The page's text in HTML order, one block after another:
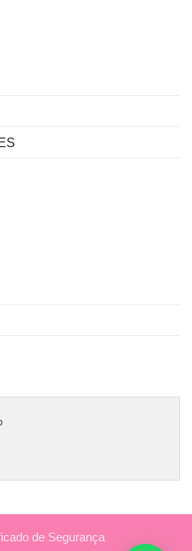
de Segurança